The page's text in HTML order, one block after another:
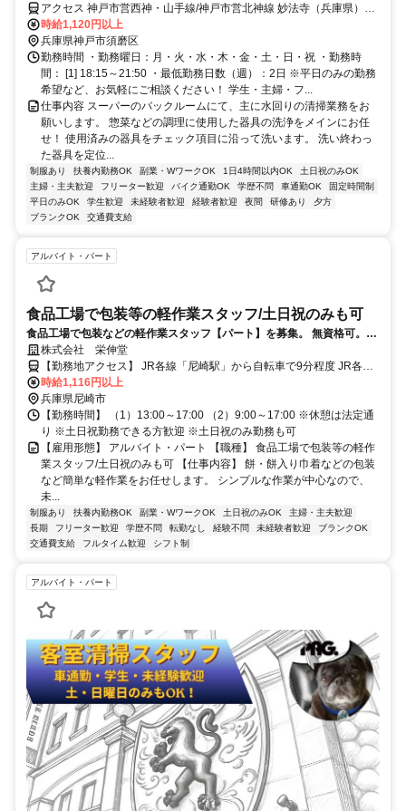
アクセス 神戸市営西神・山手線/神戸市営北神線 妙法寺（兵庫県）南
出口徒歩約15分、神戸市営西神・山手線/神戸市営北神線 名谷南出口
徒歩約22分、山陽電鉄本線 須磨寺徒歩約40分 車・バイク・自転車通
勤OK
時給1,120円以上
兵庫県神戸市須磨区
勤務時間 ・勤務曜日：月・火・水・木・金・土・日・祝 ・勤務時
間： [1] 18:15～21:50 ・最低勤務日数（週）：2日 ※平日のみの勤務
希望など、お気軽にご相談ください！ 学生・主婦・フ...
仕事内容 スーパーのバックルームにて、主に水回りの清掃業務をお
願いします。 惣菜などの調理に使用した器具の洗浄をメインにお任
せ！ 使用済みの器具をチェック項目に沿って洗います。 洗い終わっ
た器具を定位...
制服あり 扶養内勤務OK 副業・WワークOK 1日4時間以内OK
土日祝のみOK
主婦・主夫歓迎
フリーター歓迎 バイク通勤OK 学歴不問 車通勤OK
固定時間制
平日のみOK
学生歓迎 未経験者歓迎 経験者歓迎 夜間 研修あり
夕方
ブランクOK
交通費支給
アルバイト・パート
食品工場で包装等の軽作業スタッフ/土日祝のみも可
食品工場で包装などの軽作業スタッフ【パート】を募集。 無資格可。未
経験・ブランクあり可。自転車通勤可。制服貸与。
株式会社 栄伸堂
【勤務地アクセス】 JR各線「尼崎駅」から自転車で9分程度 JR各線
「塚口駅」から自転車で7分程度 JR神戸線「立花駅」から自転車で
10分程度 阪急神戸線「塚口駅」から自転車で10分程度 阪急神戸線
「武庫之荘駅」より自転車で14分程度 阪神各線「尼崎駅」より自転
車で13分程度 ◯自転車通勤OK ※旧尼崎ハローワークの東隣です
時給1,116円以上
兵庫県尼崎市
【勤務時間】 （1）13:00～17:00 （2）9:00～17:00 ※休憩は法定通
り ※土日祝勤務できる方歓迎 ※土日祝のみ勤務も可
【雇用形態】 アルバイト・パート 【職種】 食品工場で包装等の軽作
業スタッフ/土日祝のみも可 【仕事内容】 餅・餅入り巾着などの包装
など簡単な軽作業をお任せします。 シンプルな作業が中心なので、
未...
制服あり 扶養内勤務OK 副業・WワークOK 土日祝のみOK
主婦・主夫歓迎
長期
フリーター歓迎 学歴不問 転勤なし 経験不問 未経験者歓迎
ブランクOK
交通費支給
フルタイム歓迎 シフト制
アルバイト・パート